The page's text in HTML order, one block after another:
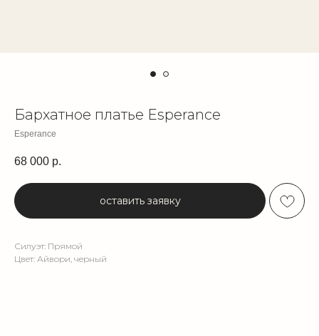
Бархатное платье Esperance
Esperance
68 000 р.
оставить заявку
Силуэт: Прямой
Цвет: Айвори, черный